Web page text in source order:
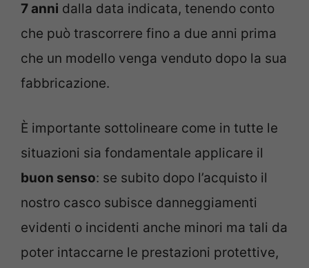
7 anni dalla data indicata, tenendo conto
che può trascorrere fino a due anni prima
che un modello venga venduto dopo la sua
fabbricazione.
È importante sottolineare come in tutte le
situazioni sia fondamentale applicare il
buon senso: se subito dopo l’acquisto il
nostro casco subisce danneggiamenti
evidenti o incidenti anche minori ma tali da
poter intaccarne le prestazioni protettive,